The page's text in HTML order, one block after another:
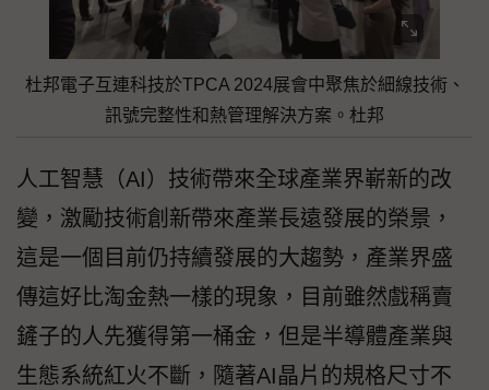
杜邦電子互連科技於TPCA 2024展會中聚焦於細線技術、
訊號完整性和熱管理解決方案。杜邦
人工智慧（AI）技術帶來全球產業界嶄新的改
變，激勵技術創新帶來產業長遠發展的榮景，
這是一個目前仍持續發展的大趨勢，產業界盛
傳這好比淘金熱一樣的現象，目前雖然戲稱賣
鏟子的人先獲得第一桶金，但是半導體產業與
生態系統紅火不斷，隨著AI晶片的規格尺寸不